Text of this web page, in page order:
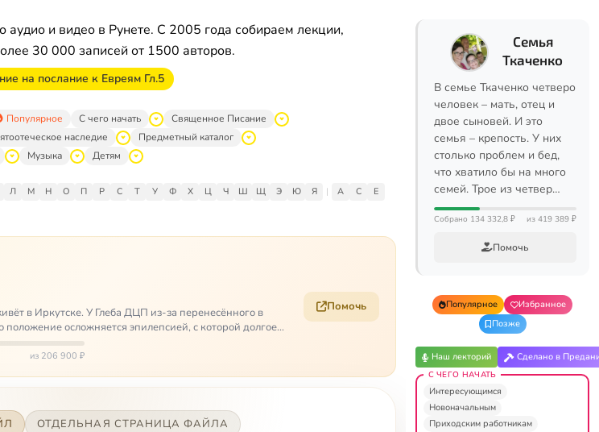
аудио и видео в Рунете. С 2005 года собираем лекции,
30 000 записей от 1500 авторов.
на послание к Евреям Гл.5
Популярное С чего начать
Священное Писание
наследие
Предметный каталог
Музыка Детям
Л М Н О П Р С Т У Ф Х Ц Ч Ш Щ Э Ю Я | A C
E
в Иркутске. У Глеба ДЦП из-за перенесённого в
положение осложняется эпилепсией, с которой долгое
из 206 900 ₽
Помочь
ОТДЕЛЬНАЯ СТРАНИЦА ФАЙЛА
Семья
Ткаченко
В семье Ткаченко четверо
человек – мать, отец и
двое сыновей. И это
семья – крепость. У них
столько проблем и бед,
что хватило бы на много
семей. Трое из четвер…
Собрано 134 332,8 ₽ из 419 389 ₽
Помочь
Популярное
Избранное
Позже
Наш лекторий Сделано в
С ЧЕГО НАЧАТЬ
Интересующимся
Новоначальным
Приходским работникам